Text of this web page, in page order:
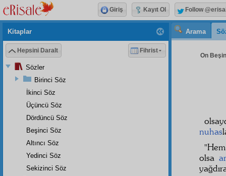
Arama
On
nuhas
olsa
Kitaplar
Hepsini Daralt Fihrist
Sözler
Birinci Söz
İkinci Söz
Üçüncü Söz
Dördüncü Söz
Beşinci Söz
Altıncı Söz
Yedinci Söz
Sekizinci Söz
Giriş Kayıt Ol Follow